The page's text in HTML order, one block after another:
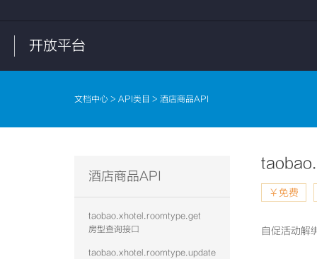
开放平台
文档中心 > API类目 > 酒店商品API
酒店商品API
taobao.xhotel.roomtype.get
房型查询接口
taobao.xhotel.roomtype.update
￥免费
自促活动解